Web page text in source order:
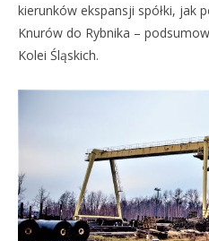
kierunków ekspansji spółki, jak
Knurów do Rybnika –
Kolei Śląskich.